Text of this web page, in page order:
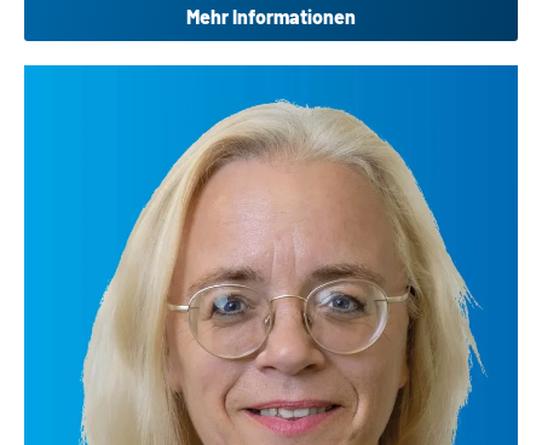
Mehr Informationen